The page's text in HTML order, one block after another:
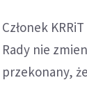
Członek
Rady nie
przekonany,